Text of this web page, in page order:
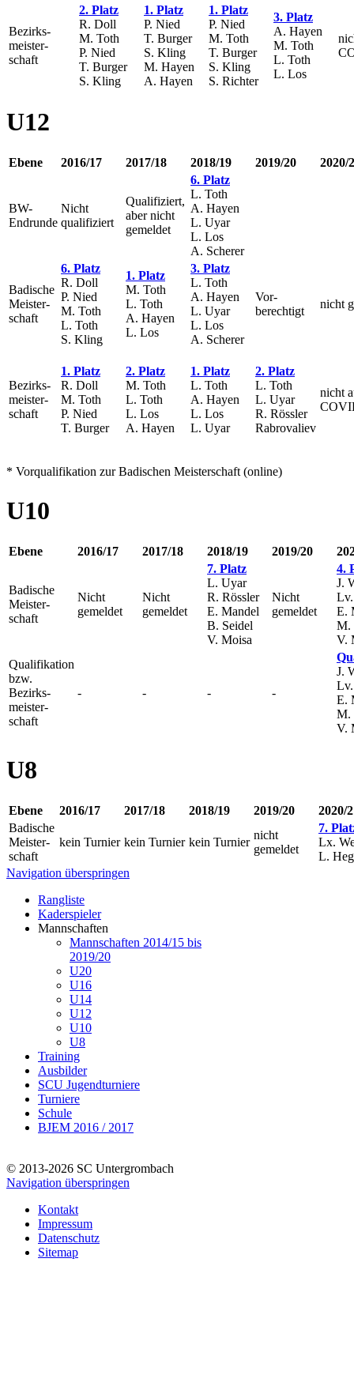
Bezirks-
meister-
schaft
2. Platz
R. Doll
M. Toth
P. Nied
T. Burger
S. Kling
1. Platz
P. Nied
T. Burger
S. Kling
M. Hayen
A. Hayen
1. Platz
P. Nied
M. Toth
T. Burger
S. Kling
S. Richter
3. Platz
A. Hayen
M. Toth
L. Toth
L. Los
U12
Ebene 2016/17 2017/18 2018/19 2019/20 2020/
BW-
Endrunde
Nicht
qualifiziert
Qualifiziert,
aber nicht
gemeldet
6. Platz
L. Toth
A. Hayen
L. Uyar
L. Los
A. Scherer
Badische
Meister-
schaft
6. Platz
R. Doll
P. Nied
M. Toth
L. Toth
S. Kling
1. Platz
M. Toth
L. Toth
A. Hayen
L. Los
3. Platz
L. Toth
A. Hayen
L. Uyar
L. Los
A. Scherer
Vor-
berechtigt
nicht
Bezirks-
meister-
schaft
1. Platz
R. Doll
M. Toth
P. Nied
T. Burger
2. Platz
M. Toth
L. Toth
L. Los
A. Hayen
1. Platz
L. Toth
A. Hayen
L. Los
L. Uyar
2. Platz
L. Toth
L. Uyar
R. Rössler
Rabrovaliev
nicht
* Vorqualifikation zur Badischen Meisterschaft (online)
U10
Ebene 2016/17 2017/18 2018/19 2019/20
Badische
Meister-
schaft
Nicht
gemeldet
Nicht
gemeldet
7. Platz
L. Uyar
R. Rössler
E. Mandel
B. Seidel
V. Moisa
Nicht
gemeldet
4.
J.
E.
M.
V.
Qualifikation
bzw.
Bezirks-
meister-
schaft
- - - -
J.
E.
M.
V.
U8
Ebene 2016/17 2017/18 2018/19 2019/20
2020/
Badische
Meister-
schaft
kein Turnier kein Turnier kein Turnier
nicht
gemeldet
7.
Lx.
L.
Navigation überspringen
Rangliste
Kaderspieler
Mannschaften
Mannschaften 2014/15 bis
2019/20
U20
U16
U14
U12
U10
U8
Training
Ausbilder
SCU Jugendturniere
Turniere
Schule
BJEM 2016 / 2017
© 2013-2026 SC Untergrombach
Navigation überspringen
Kontakt
Impressum
Datenschutz
Sitemap